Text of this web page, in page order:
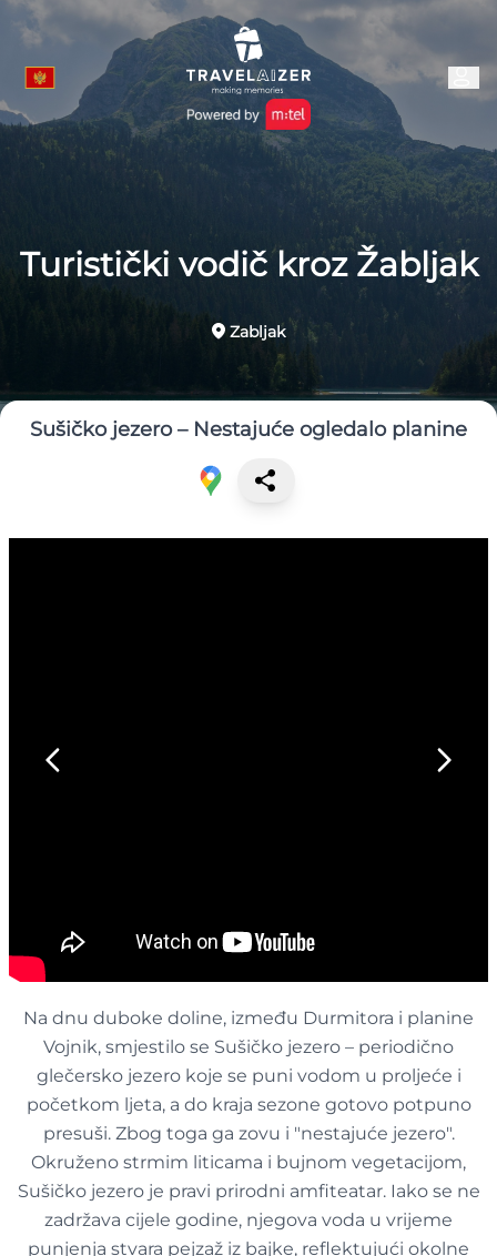
Turistički vodič kroz Žabljak
Zabljak
Sušičko jezero – Nestajuće ogledalo planine
Na dnu duboke doline, između Durmitora i planine
Vojnik, smjestilo se Sušičko jezero – periodično
glečersko jezero koje se puni vodom u proljeće i
početkom ljeta, a do kraja sezone gotovo potpuno
presuši. Zbog toga ga zovu i "nestajuće jezero".
Okruženo strmim liticama i bujnom vegetacijom,
Sušičko jezero je pravi prirodni amfiteatar. Iako se ne
zadržava cijele godine, njegova voda u vrijeme
punjenja stvara pejzaž iz bajke, reflektujući okolne